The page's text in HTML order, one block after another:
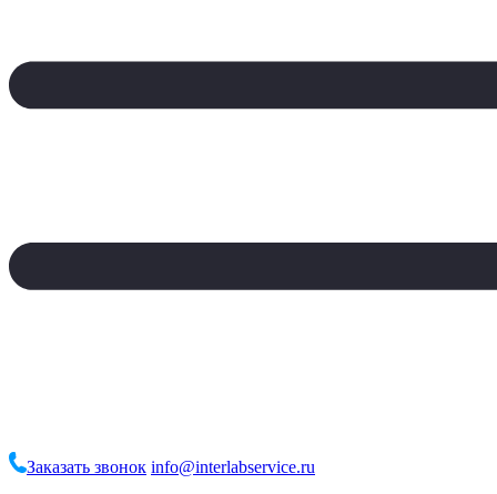
Заказать звонок info@interlabservice.ru